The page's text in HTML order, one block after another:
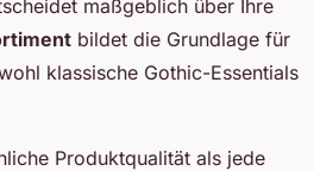
maßgeblich über Ihre
bildet die Grundlage für
klassische Gothic-Essentials
Produktqualität als jede